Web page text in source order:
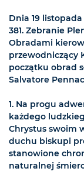
Dnia 19 listopada
381. Zebranie
Obradami
przewodniczący
początku obrad
Salvatore
1. Na progu
każdego
Chrystus swoim
duchu biskupi
stanowione
naturalnej